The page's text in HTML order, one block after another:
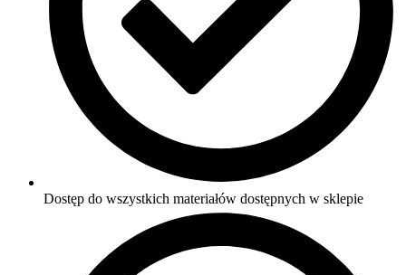
Dostęp do wszystkich materiałów dostępnych w sklepie